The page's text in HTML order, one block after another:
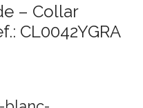
– Collar
CL0042YGRA